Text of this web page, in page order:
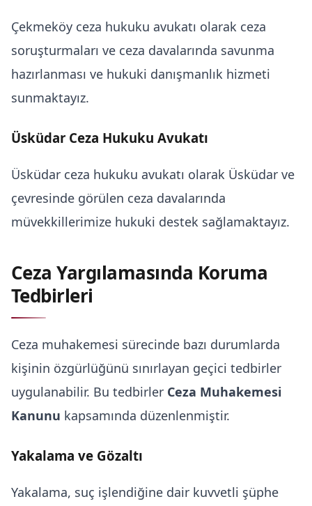
Çekmeköy ceza hukuku avukatı olarak ceza
soruşturmaları ve ceza davalarında savunma
hazırlanması ve hukuki danışmanlık hizmeti
sunmaktayız.
Üsküdar Ceza Hukuku Avukatı
Üsküdar ceza hukuku avukatı olarak Üsküdar ve
çevresinde görülen ceza davalarında
müvekkillerimize hukuki destek sağlamaktayız.
Ceza Yargılamasında Koruma
Tedbirleri
Ceza muhakemesi sürecinde bazı durumlarda
kişinin özgürlüğünü sınırlayan geçici tedbirler
uygulanabilir. Bu tedbirler Ceza Muhakemesi
Kanunu kapsamında düzenlenmiştir.
Yakalama ve Gözaltı
Yakalama, suç işlendiğine dair kuvvetli şüphe